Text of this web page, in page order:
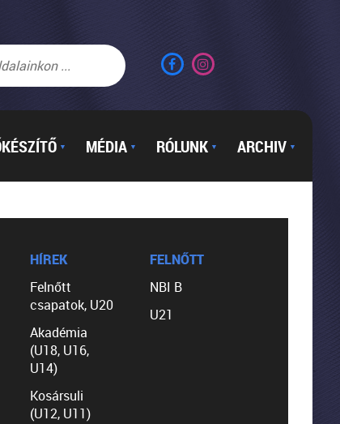
▼ MÉDIA ▼ RÓLUNK ▼ ARCHIV ▼
HÍREK
Felnőtt
csapatok, U20
Akadémia
(U18, U16,
U14)
Kosársuli
(U12, U11)
FELNŐTT
NBI B
U21